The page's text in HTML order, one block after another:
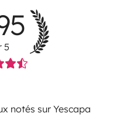
5
notés sur Yescapa